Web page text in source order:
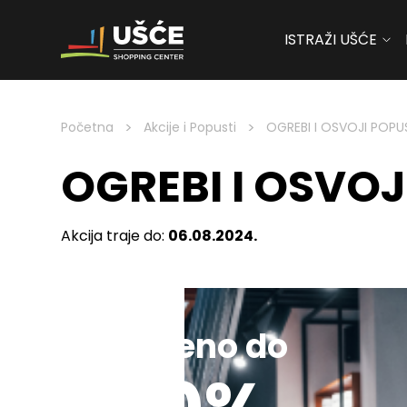
Skip to content
ISTRAŽI UŠĆE
Početna > Akcije i Popusti > OGREBI I OSVOJI
OGREBI I
Akcija traje do: 06.08.2024.
Sniženo do